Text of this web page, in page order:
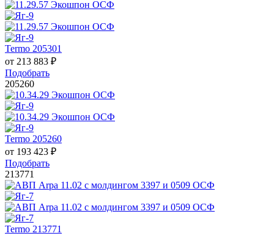
Termo 205301
от 213 883 ₽
Подобрать
205260
Termo 205260
от 193 423 ₽
Подобрать
213771
Termo 213771